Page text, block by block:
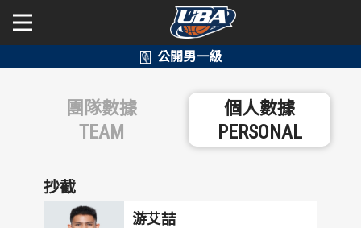
公開男一級
學年度
賽事資訊
學年度
賽事資訊
二級與一般組
團隊數據
TEAM
個人數據
PERSONAL
抄截
游艾喆